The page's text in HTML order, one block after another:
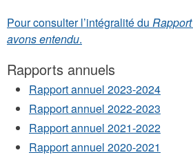
Pour consulter l’intégralité du
avons entendu.
Rapports annuels
Rapport annuel 2023-2024
Rapport annuel 2022-2023
Rapport annuel 2021-2022
Rapport annuel 2020-2021